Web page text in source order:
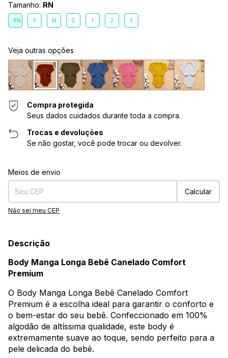
Tamanho: RN
RN P M G 1 2 3
Veja outras opções
Compra protegida
Seus dados cuidados durante toda a compra.
Trocas e devoluções
Se não gostar, você pode trocar ou devolver.
Entregas para o CEP:
Meios de envio
Calcular
Não sei meu CEP
Descrição
Body Manga Longa Bebê Canelado Comfort
Premium
O Body Manga Longa Bebê Canelado Comfort
Premium é a escolha ideal para garantir o conforto e
o bem-estar do seu bebê. Confeccionado em 100%
algodão de altíssima qualidade, este body é
extremamente suave ao toque, sendo perfeito para a
pele delicada do bebê.